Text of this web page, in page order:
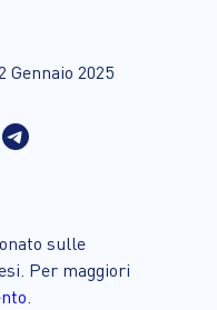
2025
sulle
Per maggiori
.